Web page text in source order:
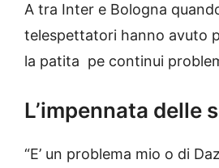
A tra Inter e Bologna
telespettatori hanno avuto
la patita pe continui
L’impennata delle
“E’ un problema mio o di